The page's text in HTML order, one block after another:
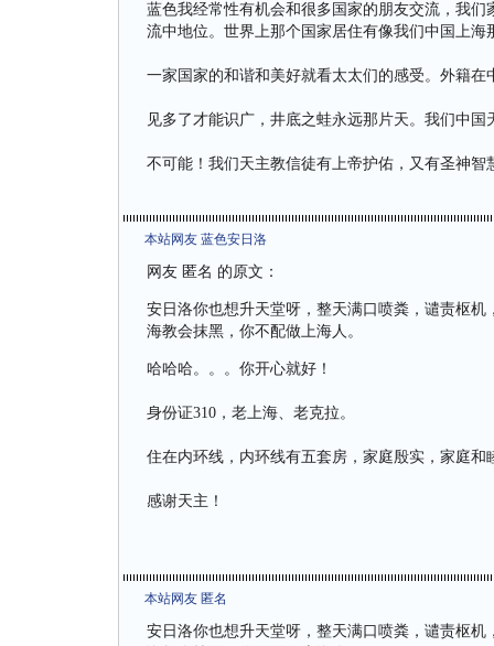
蓝色我经常性有机会和很多国家的朋友交流，我
流中地位。世界上那个国家居住有像我们中国上海
一家国家的和谐和美好就看太太们的感受。外籍
见多了才能识广，井底之蛙永远那片天。我们中
不可能！我们天主教信徒有上帝护佑，又有圣神智
本站网友 蓝色安日洛
网友 匿名 的原文：
安日洛你也想升天堂呀，整天满口喷粪，谴责枢
海教会抹黑，你不配做上海人。
哈哈哈。。。你开心就好！
身份证310，老上海、老克拉。
住在内环线，内环线有五套房，家庭殷实，家庭
感谢天主！
本站网友 匿名
安日洛你也想升天堂呀，整天满口喷粪，谴责枢